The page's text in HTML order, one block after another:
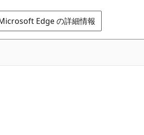
Edge の詳細情報